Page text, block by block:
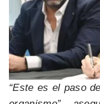
“Este es el paso